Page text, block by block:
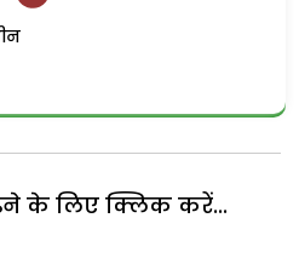
के लिए क्लिक करें...